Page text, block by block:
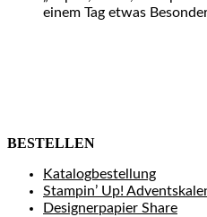
einem Tag etwas
BESTELLEN
Katalogbestellung
Stampin’ Up!
Designerpapier Share